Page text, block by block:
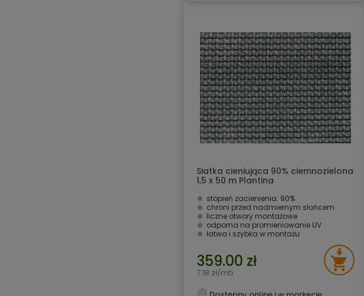
Siatka cieniująca 90% ciemnozielona
1,5 x 50 m Plantina
stopień zacienienia: 90%
chroni przed nadmiernym słońcem
liczne otwory montażowe
odporna na promieniowanie UV
łatwa i szybka w montażu
359.00 zł
7.18 zł/mb